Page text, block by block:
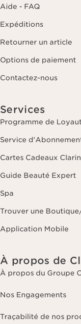
Aide - FAQ
Expéditions
Retourner un article
Options de paiement
Contactez-nous
Services
Programme de
Service
Cartes Cadeaux
Guide Beauté Expert
Spa
Trouver une
Application Mobile
À propos de
À propos du Groupe
Nos Engagements
Traçabilité de nos